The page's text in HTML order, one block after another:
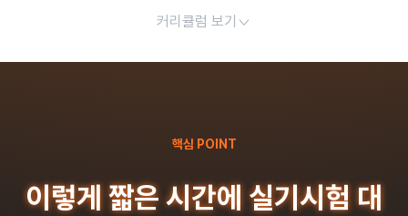
커리큘럼 보기
핵심 POINT
이렇게 짧은 시간에 실기시험 대